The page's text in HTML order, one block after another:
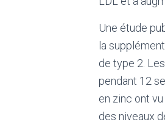
Une étude
la
de type 2.
pendant 12
en zinc ont
des niveaux